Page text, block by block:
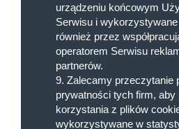
urządzeniu końcowym
Serwisu i
również przez
operatorem Serwisu
partnerów.
9. Zalecamy przeczytanie
prywatności tych firm,
korzystania z plików
wykorzystywane w